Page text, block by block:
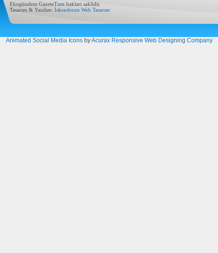
Ekogündem GazeteTum haklari saklidir.
Tasarım & Yazılım: İskenderun Web Tasarım
Animated Social Media IconsbyAcurax Responsive Web Designing Company